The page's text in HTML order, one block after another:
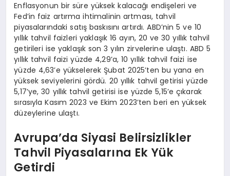
Enflasyonun bir süre yüksek kalacağı endişeleri ve
Fed’in faiz artırma ihtimalinin artması, tahvil
piyasalarındaki satış baskısını artırdı. ABD’nin 5 ve 10
yıllık tahvil faizleri yaklaşık 16 ayın, 20 ve 30 yıllık tahvil
getirileri ise yaklaşık son 3 yılın zirvelerine ulaştı. ABD 5
yıllık tahvil faizi yüzde 4,29’a, 10 yıllık tahvil faizi ise
yüzde 4,63’e yükselerek Şubat 2025’ten bu yana en
yüksek seviyelerini gördü. 20 yıllık tahvil getirisi yüzde
5,17’ye, 30 yıllık tahvil getirisi ise yüzde 5,15’e çıkarak
sırasıyla Kasım 2023 ve Ekim 2023’ten beri en yüksek
düzeylerine ulaştı.
Avrupa’da Siyasi Belirsizlikler
Tahvil Piyasalarına Ek Yük
Getirdi